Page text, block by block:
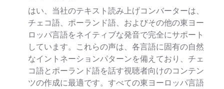
はい、当社のテキスト読み上げコンバーターは、
チェコ語、ポーランド語、およびその他の東ヨー
ロッパ言語をネイティブな発音で完全にサポート
しています。これらの声は、各言語に固有の自然
なイントネーションパターンを備えており、チェ
コ語とポーランド語を話す視聴者向けのコンテン
ツの作成に最適です。すべての東ヨーロッパ言語